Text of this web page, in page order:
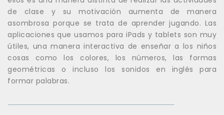
de clase y su motivación aumenta de manera
asombrosa porque se trata de aprender jugando. Las
aplicaciones que usamos para iPads y tablets son muy
útiles, una manera interactiva de enseñar a los niños
cosas como los colores, los números, las formas
geométricas o incluso los sonidos en inglés para
formar palabras.